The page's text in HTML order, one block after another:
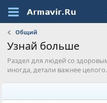
Общий
Узнай больше
Раздел для людей со
иногда, детали важнее целого.